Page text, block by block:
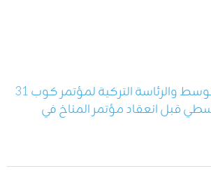
الاتحاد من أجل المتوسط والرئاسة التركية لمؤتمر كوب 31
قبل انعقاد مؤتمر المناخ في